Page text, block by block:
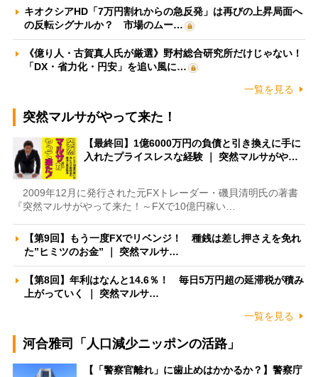
キオクシアHD「7万円割れからの急反発」は再びの上昇局面へ
の反転シグナルか？ 市場のムー…
《億り人・古賀真人氏が厳選》野村総合研究所だけじゃない！
「DX・省力化・円安」を追い風に…
一覧を見る
突然マルサがやって来た！
【最終回】1億6000万円の負債と引き換えに手に
入れたプライスレスな経験 ｜ 突然マルサがや…
2009年12月に発行された元FXトレーダー・磯貝清明氏の著書
『突然マルサがやって来た！～FXで10億円稼い…
【第9回】もう一度FXでリベンジ！ 種銭は差し押さえを免れ
た”ヒミツのお金” ｜ 突然マルサ…
【第8回】年利はなんと14.6％！ 毎日5万円超の延滞税が積み
上がっていく ｜ 突然マルサ…
一覧を見る
河合雅司「人口減少ニッポンの活路」
【「警察官離れ」に歯止めはかかるか？】警察庁